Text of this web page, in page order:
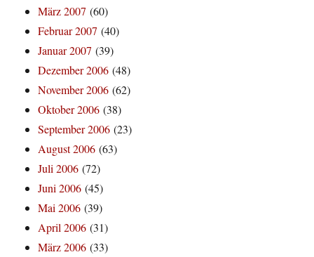
März 2007 (60)
Februar 2007 (40)
Januar 2007 (39)
Dezember 2006 (48)
November 2006 (62)
Oktober 2006 (38)
September 2006 (23)
August 2006 (63)
Juli 2006 (72)
Juni 2006 (45)
Mai 2006 (39)
April 2006 (31)
März 2006 (33)